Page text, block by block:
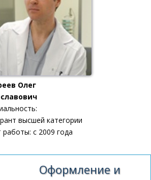
Олег
высшей категории
с 2009 года
Оформление и